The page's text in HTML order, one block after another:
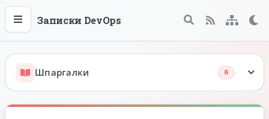
МенюЗаписки DevOps ПоискRSS Sitemap
Шпаргалки 6